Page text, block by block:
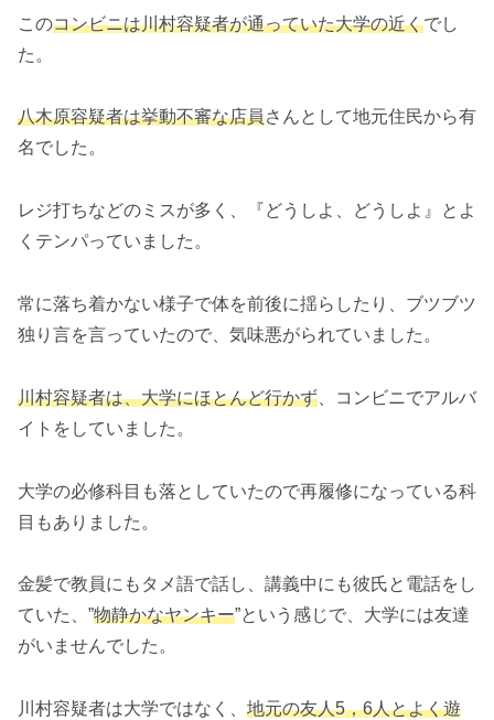
このコンビニは川村容疑者が通っていた大学の近くでし
た。
八木原容疑者は挙動不審な店員さんとして地元住民から有
名でした。
レジ打ちなどのミスが多く、『どうしよ、どうしよ』とよ
くテンパっていました。
常に落ち着かない様子で体を前後に揺らしたり、ブツブツ
独り言を言っていたので、気味悪がられていました。
川村容疑者は、大学にほとんど行かず 、コンビニでアルバ
イトをしていました。
大学の必修科目も落としていたので再履修になっている科
目もありました。
金髪で教員にもタメ語で話し、講義中にも彼氏と電話をし
ていた、”物静かなヤンキー”という感じで、大学には友達
がいませんでした。
川村容疑者は大学ではなく、 地元の友人5，6人とよく遊